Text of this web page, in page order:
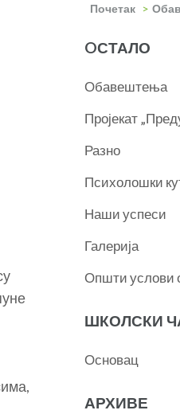
Почетак >
OСТАЛО
Обавештења
Пројекат
Разно
Психолошки
Наши успеси
Галерија
Општи услови
ШКОЛСКИ
Основац
АРХИВЕ